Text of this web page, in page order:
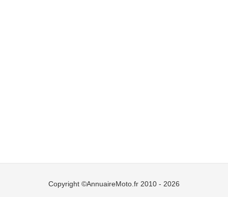
Copyright ©AnnuaireMoto.fr 2010 - 2026